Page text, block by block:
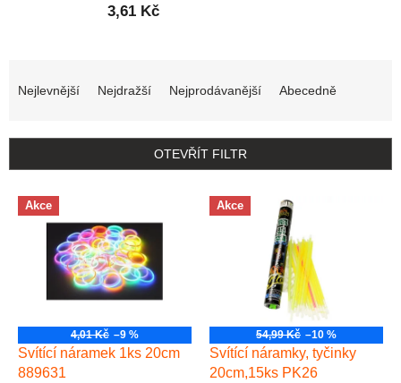
3,61 Kč
Nejlevnější Nejdražší Nejprodávanější Abecedně
OTEVŘÍT FILTR
Výpis produktů
Akce
4,01 Kč –9 %
Svítící náramek 1ks 20cm
889631
Akce
54,99 Kč –10 %
Svítící náramky, tyčinky
20cm,15ks PK26